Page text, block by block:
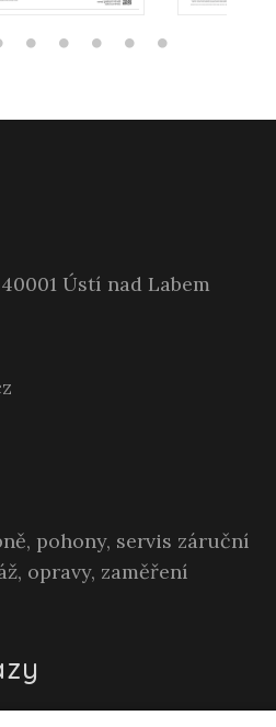
Ústí nad Labem
pohony, servis záruční
opravy, zaměření